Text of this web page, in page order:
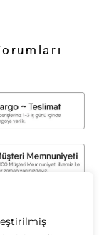
şıklığı modern